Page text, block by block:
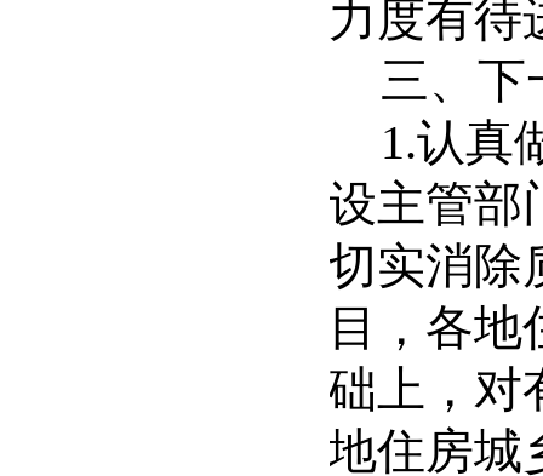
力度有待
三、下
1.认真
设主管部
切实消除
目，各
础上，对
地住房城